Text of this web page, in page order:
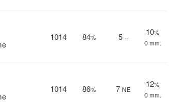
1014 84% 5 --
10%
0 mm.
1014 86% 7 NE
12%
0 mm.